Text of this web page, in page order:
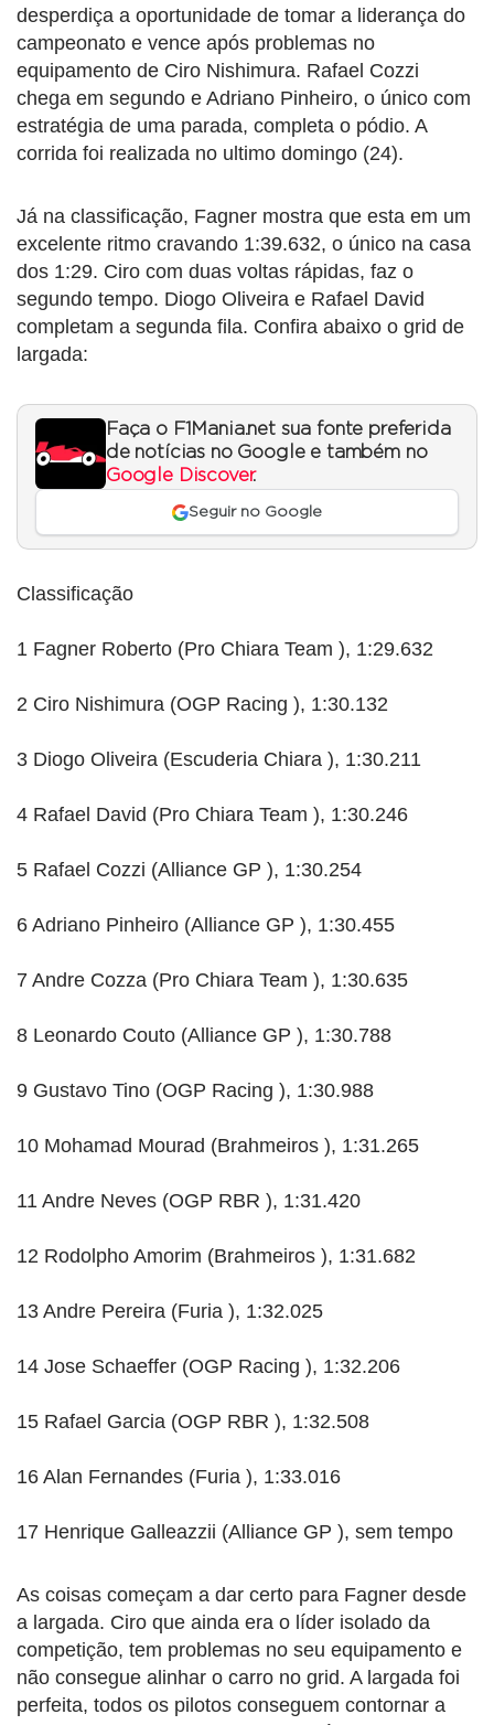
desperdiça a oportunidade de tomar a liderança do
campeonato e vence após problemas no
equipamento de Ciro Nishimura. Rafael Cozzi
chega em segundo e Adriano Pinheiro, o único com
estratégia de uma parada, completa o pódio. A
corrida foi realizada no ultimo domingo (24).
Já na classificação, Fagner mostra que esta em um
excelente ritmo cravando 1:39.632, o único na casa
dos 1:29. Ciro com duas voltas rápidas, faz o
segundo tempo. Diogo Oliveira e Rafael David
completam a segunda fila. Confira abaixo o grid de
largada:
Faça o F1Mania.net sua fonte preferida
de notícias no Google e também no
Google Discover.
Seguir no Google
Classificação
1 Fagner Roberto (Pro Chiara Team ), 1:29.632
2 Ciro Nishimura (OGP Racing ), 1:30.132
3 Diogo Oliveira (Escuderia Chiara ), 1:30.211
4 Rafael David (Pro Chiara Team ), 1:30.246
5 Rafael Cozzi (Alliance GP ), 1:30.254
6 Adriano Pinheiro (Alliance GP ), 1:30.455
7 Andre Cozza (Pro Chiara Team ), 1:30.635
8 Leonardo Couto (Alliance GP ), 1:30.788
9 Gustavo Tino (OGP Racing ), 1:30.988
10 Mohamad Mourad (Brahmeiros ), 1:31.265
11 Andre Neves (OGP RBR ), 1:31.420
12 Rodolpho Amorim (Brahmeiros ), 1:31.682
13 Andre Pereira (Furia ), 1:32.025
14 Jose Schaeffer (OGP Racing ), 1:32.206
15 Rafael Garcia (OGP RBR ), 1:32.508
16 Alan Fernandes (Furia ), 1:33.016
17 Henrique Galleazzii (Alliance GP ), sem tempo
As coisas começam a dar certo para Fagner desde
a largada. Ciro que ainda era o líder isolado da
competição, tem problemas no seu equipamento e
não consegue alinhar o carro no grid. A largada foi
perfeita, todos os pilotos conseguem contornar a